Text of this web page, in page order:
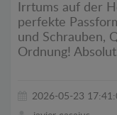
Irrtums auf der
perfekte
und Schrauben,
Ordnung!
2026-05-23